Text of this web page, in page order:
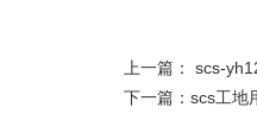
上一篇： scs-
下一篇： scs工地